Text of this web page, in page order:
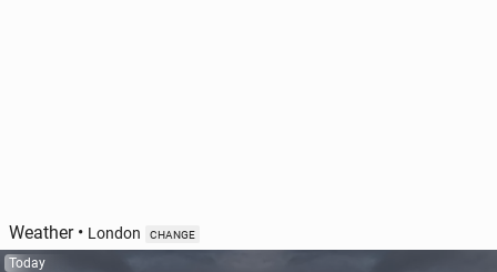
Weather• London CHANGE
Today